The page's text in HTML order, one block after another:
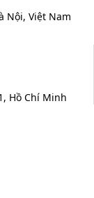
Nội, Việt Nam
Hồ Chí Minh